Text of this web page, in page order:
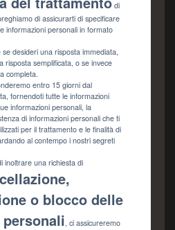
di
di assicurarti di specificare
informazioni personali in formato
desideri una risposta immediata,
risposta semplificata, o se invece
completa.
entro 15 giorni dal
fornendoti tutte le informazioni
informazioni personali, la
di informazioni personali che ti
per il trattamento e le finalità di
al contempo i nostri segreti
inoltrare una richiesta di
o blocco delle
, ci assicureremo